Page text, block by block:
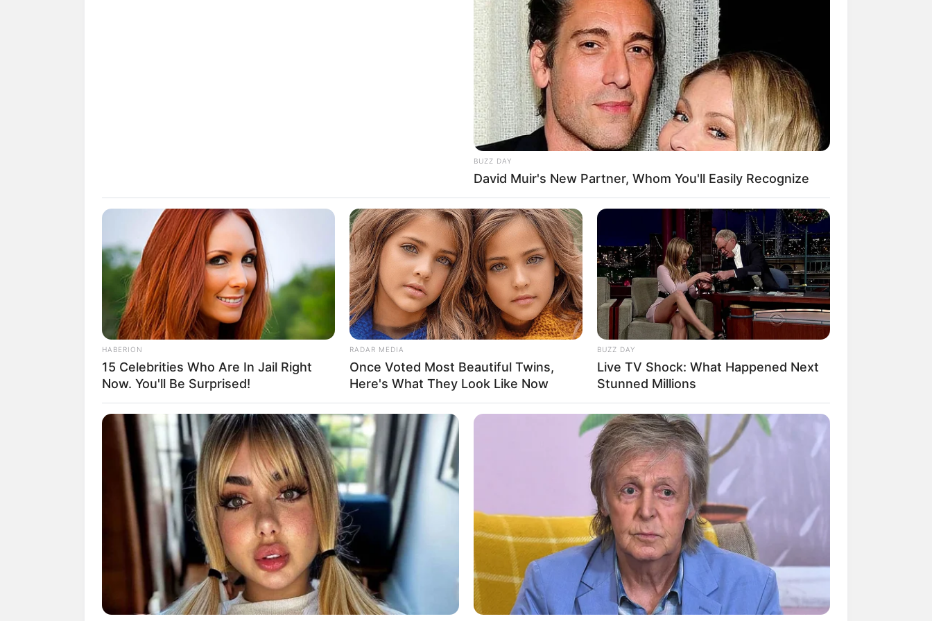
Pada tahun ini memang Telkom University mengungguli ITB, meskipun angkanya tipis. Telkom
yang lebih tinggi daripada ITB.
Pencapaian ini juga memperkuat posisi Telkom University sebagai universitas swasta yang terbaik
di Indonesia sejak 2020.
Sebagai salah satu kampus swasta bergengsi di tanah air, mahasiswanya pun berasal dari berbagai
wilayah di Indonesia dan juga ada yang dari luar negeri.
2. Institut Teknologi Bandung
8 Kata Lucu Seputar Malam
Minggu ala Jomblo yang Bikin
Ngenes
10 Desain Kanopi Tempat
Tidur, Serasa Beristirahat di
Kamar Raja
Tampil Lebih Modern, 7 Potret
Hasil Renovasi Rumah Berusia
90 Tahun
BUZZ DAY
David Muir's New Partner, Whom You'll Easily Recognize
HABERION
15 Celebrities Who Are In Jail Right
Now. You'll Be Surprised!
RADAR MEDIA
Once Voted Most Beautiful Twins,
Here's What They Look Like Now
BUZZ DAY
Live TV Shock: What Happened Next
Stunned Millions